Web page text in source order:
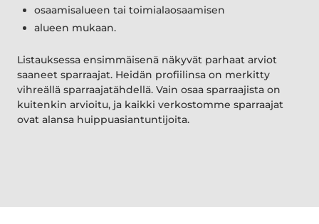
osaamisalueen tai toimialaosaamisen
alueen mukaan.
Listauksessa ensimmäisenä näkyvät parhaat arviot
saaneet sparraajat. Heidän profiilinsa on merkitty
vihreällä sparraajatähdellä. Vain osaa sparraajista on
kuitenkin arvioitu, ja kaikki verkostomme sparraajat
ovat alansa huippuasiantuntijoita.